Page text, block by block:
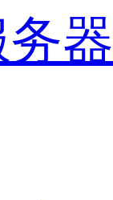
务器